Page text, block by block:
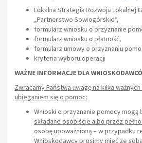
Lokalna Strategia Rozwoju Lokalnej
„Partnerstwo Sowiogórskie”,
formularz wniosku o przyznanie
formularz wniosku o płatność,
formularz umowy o przyznaniu
kryteria wyboru operacji
WAŻNE INFORMACJE DLA
Zwracamy Państwa uwagę na kilka
ubieganiem się o pomoc:
Wnioski o przyznanie pomocy mogą
składane osobiście albo przez
osobę upoważnioną – w przypadku
Wnioskodawcy prosimy mieć ze